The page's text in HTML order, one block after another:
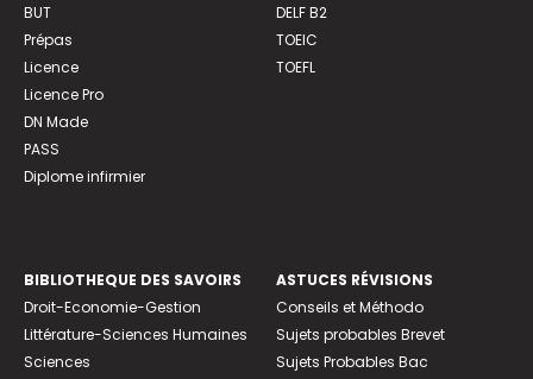
BUT
Prépas
Licence
Licence Pro
DN Made
PASS
Diplome infirmier
DELF B2
TOEIC
TOEFL
BIBLIOTHEQUE DES SAVOIRS
Droit-Economie-Gestion
Littérature-Sciences Humaines
Sciences
ASTUCES RÉVISIONS
Conseils et Méthodo
Sujets probables Brevet
Sujets Probables Bac